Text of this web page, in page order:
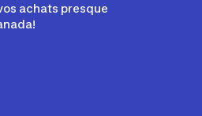
achats presque